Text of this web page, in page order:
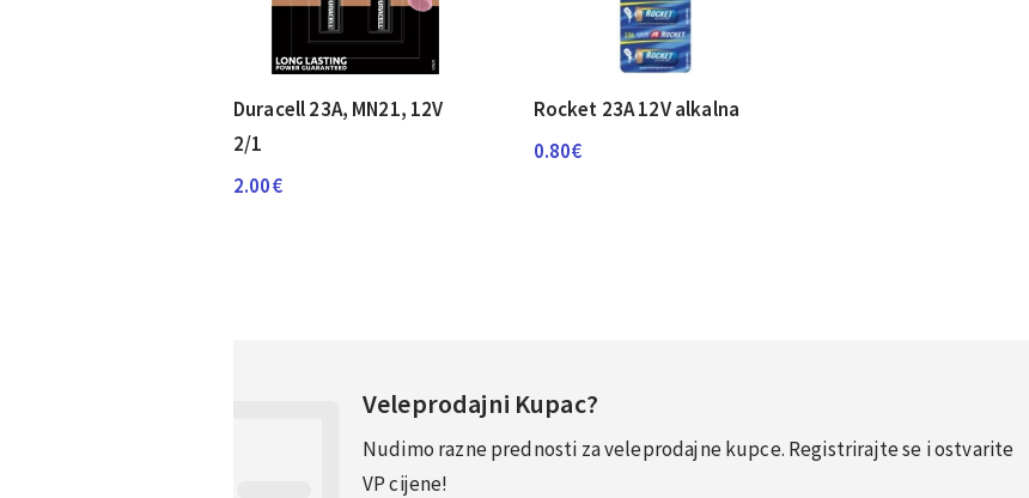
Duracell 23A, MN21, 12V
2/1
2.00€
Rocket 23A 12V alkalna
0.80€
Veleprodajni Kupac?
Nudimo razne prednosti za veleprodajne kupce. Registrirajte se i ostvarite
VP cijene!